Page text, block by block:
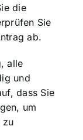
die
Sie
ab.
alle
und
dass Sie
um
zu